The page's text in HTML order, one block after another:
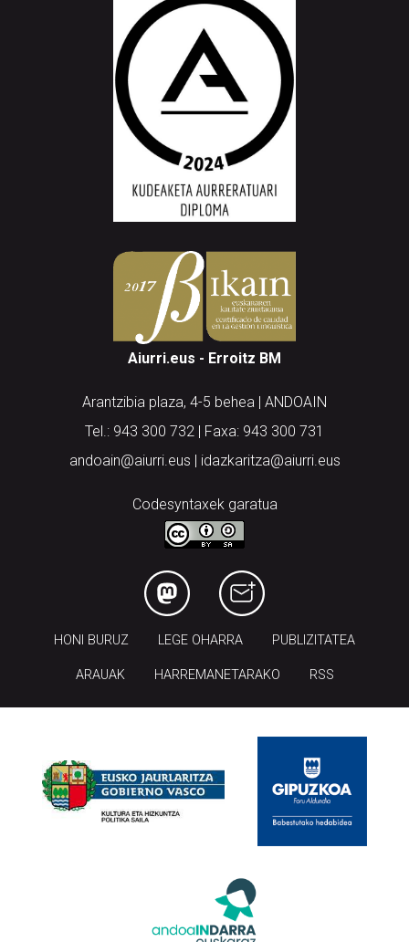
Aiurri.eus - Erroitz BM
Arantzibia plaza, 4-5 behea | ANDOAIN
Tel.: 943 300 732 | Faxa: 943 300 731
andoain@aiurri.eus | idazkaritza@aiurri.eus
Codesyntaxek garatua
HONI BURUZ LEGE OHARRA PUBLIZITATEA
ARAUAK HARREMANETARAKO RSS